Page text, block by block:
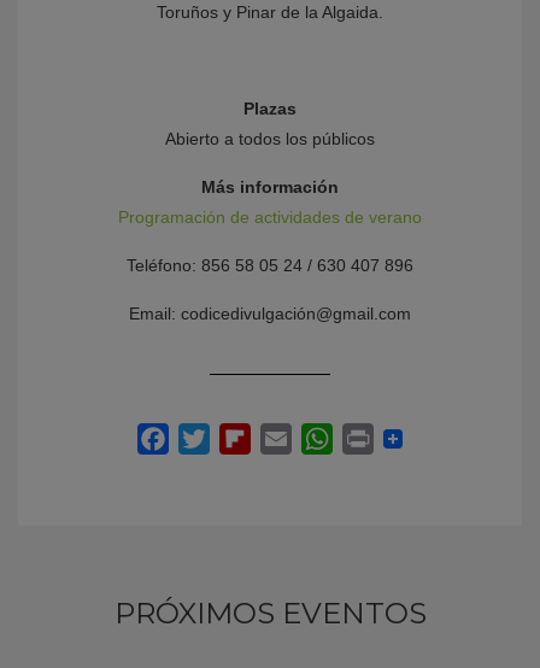
Toruños y Pinar de la Algaida.
Plazas
Abierto a todos los públicos
Más información
Programación de actividades de verano
Teléfono: 856 58 05 24 / 630 407 896
Email: codicedivulgación@gmail.com
PRÓXIMOS EVENTOS